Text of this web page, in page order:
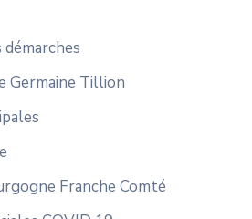
Germaine Tillion
Franche Comté